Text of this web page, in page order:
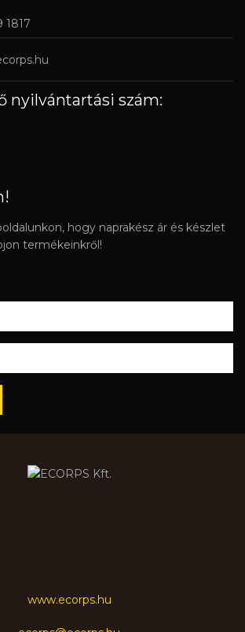
1817
nyilvántartási szám:
hogy naprakész ár és készlet
termékeinkről!
www.ecorps.hu